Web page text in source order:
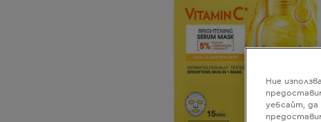
Ние
уебсайт, да